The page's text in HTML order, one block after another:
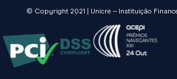
© Copyright 2021 | Unicre – Instituição